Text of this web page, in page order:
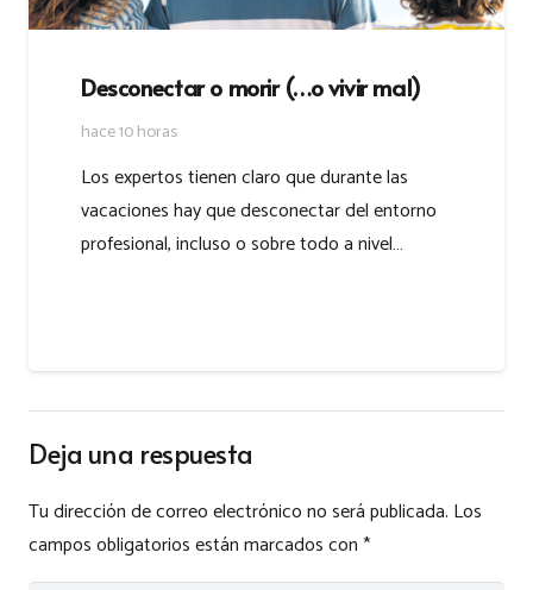
Desconectar o morir (…o vivir mal)
hace 10 horas
Los expertos tienen claro que durante las
vacaciones hay que desconectar del entorno
profesional, incluso o sobre todo a nivel…
Deja una respuesta
Tu dirección de correo electrónico no será publicada. Los
campos obligatorios están marcados con*